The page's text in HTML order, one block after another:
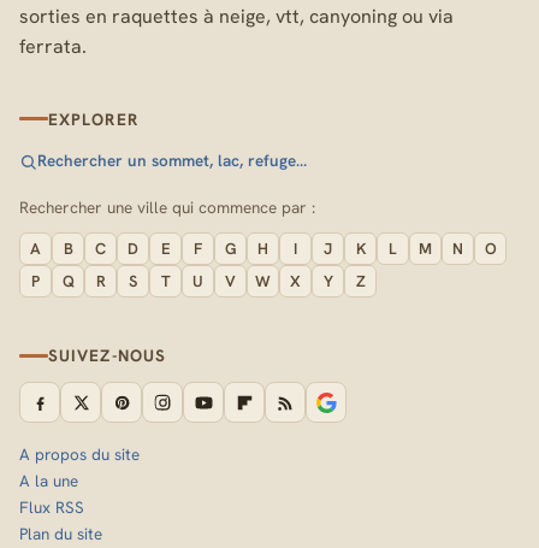
sorties en raquettes à neige, vtt, canyoning ou via
ferrata.
EXPLORER
Rechercher un sommet, lac, refuge…
Rechercher une ville qui commence par :
A B C D E F G H I J K L M N
O
P
Q R S T U V W X Y Z
SUIVEZ-NOUS
A propos du site
A la une
Flux RSS
Plan du site